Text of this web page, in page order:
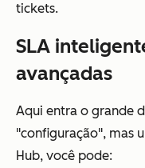
tickets.
SLA
avançadas
Aqui entra o grande
"configuração", mas
Hub, você pode: